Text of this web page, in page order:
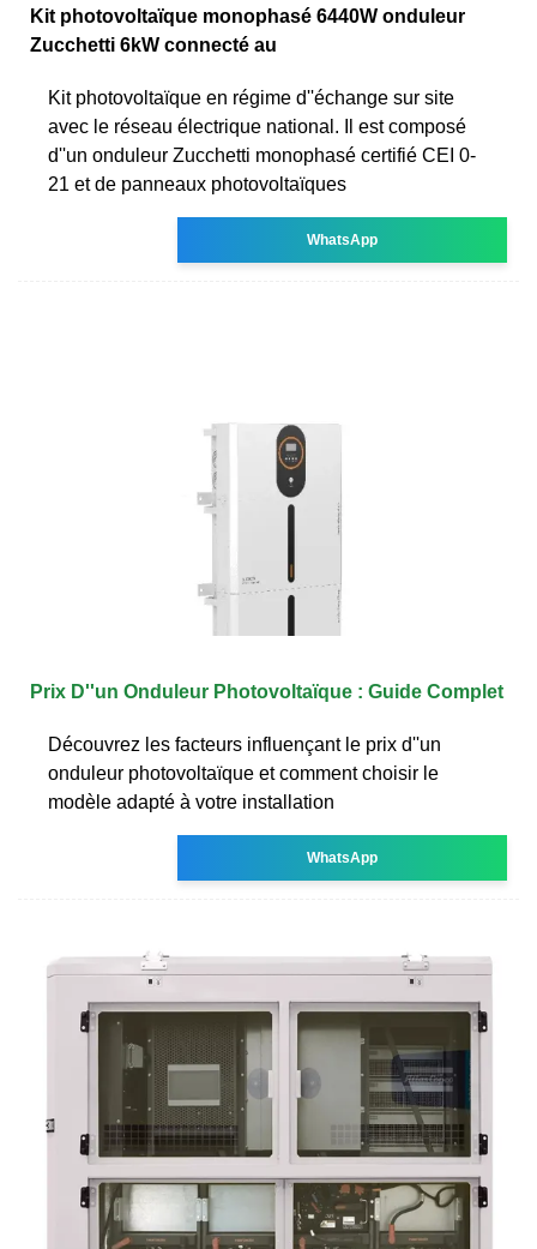
Kit photovoltaïque monophasé 6440W onduleur
Zucchetti 6kW connecté au
Kit photovoltaïque en régime d''échange sur site
avec le réseau électrique national. Il est composé
d''un onduleur Zucchetti monophasé certifié CEI 0-
21 et de panneaux photovoltaïques
WhatsApp
Prix D''un Onduleur Photovoltaïque : Guide Complet
Découvrez les facteurs influençant le prix d''un
onduleur photovoltaïque et comment choisir le
modèle adapté à votre installation
WhatsApp